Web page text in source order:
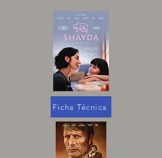
Ficha Técnica